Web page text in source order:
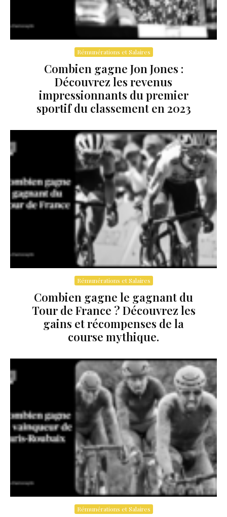
Rémunérations et Salaires
Combien gagne Jon Jones :
Découvrez les revenus
impressionnants du premier
sportif du classement en 2023
Rémunérations et Salaires
Combien gagne le gagnant du
Tour de France ? Découvrez les
gains et récompenses de la
course mythique.
Rémunérations et Salaires